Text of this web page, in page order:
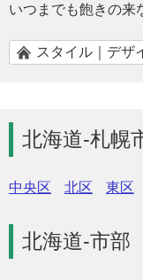
いつまでも飽きの来
スタイル｜デザ
北海道-札幌
中央区 北区 東区
北海道-市部